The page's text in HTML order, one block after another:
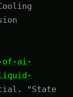
of-ai-
"State